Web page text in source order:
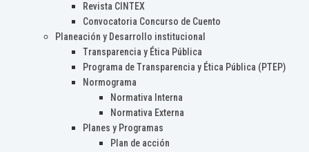
Revista CINTEX
Convocatoria Concurso de Cuento
Planeación y Desarrollo institucional
Transparencia y Ética Pública
Programa de Transparencia y Ética Pública (PTEP)
Normograma
Normativa Interna
Normativa Externa
Planes y Programas
Plan de acción